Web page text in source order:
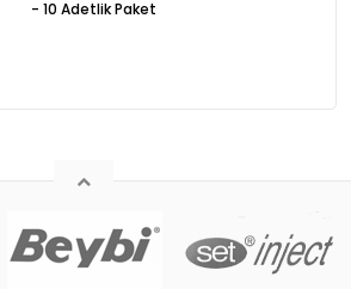
- 10 Adetlik Paket